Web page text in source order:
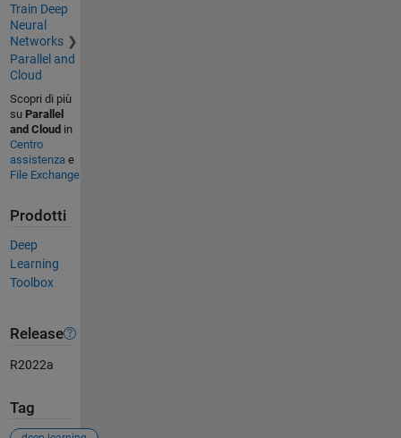
Train Deep
Neural
Networks
Parallel and
Cloud
Scopri di più
su Parallel
and Cloud in
Centro
assistenza e
File Exchange
Prodotti
Deep
Learning
Toolbox
Release
R2022a
Tag